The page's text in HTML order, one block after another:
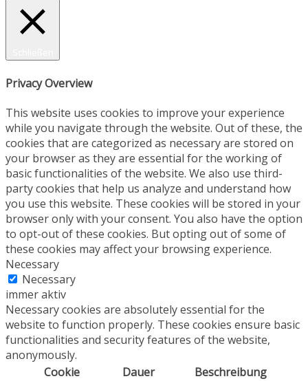
Privacy Overview
This website uses cookies to improve your experience
while you navigate through the website. Out of these, the
cookies that are categorized as necessary are stored on
your browser as they are essential for the working of
basic functionalities of the website. We also use third-
party cookies that help us analyze and understand how
you use this website. These cookies will be stored in your
browser only with your consent. You also have the option
to opt-out of these cookies. But opting out of some of
these cookies may affect your browsing experience.
Necessary
Necessary
immer aktiv
Necessary cookies are absolutely essential for the
website to function properly. These cookies ensure basic
functionalities and security features of the website,
anonymously.
Cookie
Dauer Beschreibung